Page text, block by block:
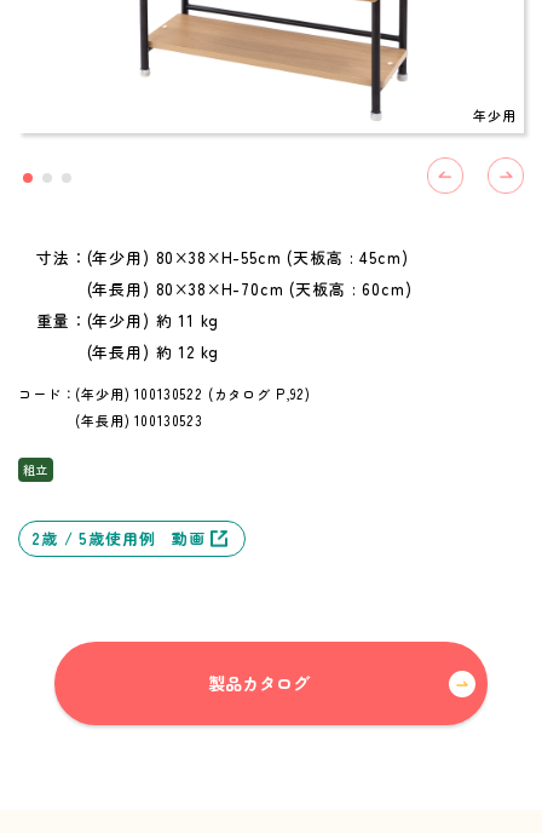
年少用
寸法：(年少用) 80×38×H-55cm (天板高 : 45cm)
(年長用) 80×38×H-70cm (天板高 : 60cm)
重量：(年少用) 約 11 kg
(年長用) 約 12 kg
コード：(年少用) 100130522 (カタログ P,92)
(年長用) 100130523
組立
2歳 / 5歳使用例 動画
製品カタログ